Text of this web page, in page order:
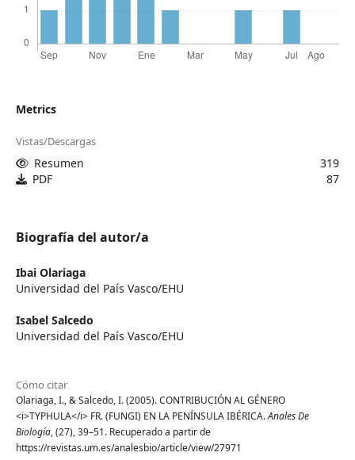
Metrics
Vistas/Descargas
Resumen
319
PDF
87
Biografía del autor/a
Ibai Olariaga
Universidad del País Vasco/EHU
Isabel Salcedo
Universidad del País Vasco/EHU
Cómo citar
Olariaga, I., & Salcedo, I. (2005). CONTRIBUCIÓN AL GÉNERO
<i>TYPHULA</i> FR. (FUNGI) EN LA PENÍNSULA IBÉRICA.Anales De
Biología, (27), 39–51. Recuperado a partir de
https://revistas.um.es/analesbio/article/view/27971